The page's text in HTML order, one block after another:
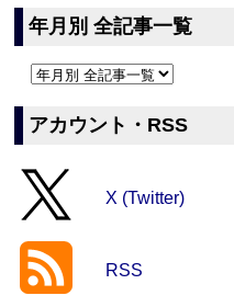
年月別 全記事一覧
アカウント・RSS
X (Twitter)
RSS